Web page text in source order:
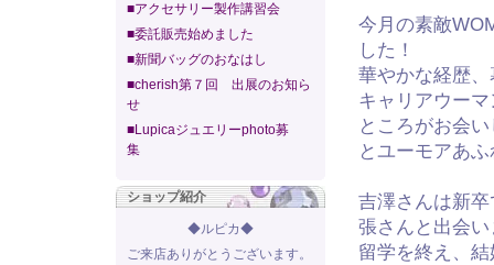
■アクセサリー製作講習会
■委託販売始めました
■新聞バッグのおなはし
■cherish第７回 出展のお知ら
せ
■Lupicaジュエリーphoto募
集
ショップ紹介
◆ルピカ◆
ご来店ありがとうございます。
今月の素敵
した！
華やかな経歴
キャリアウー
ところがお会
とユーモアあ
吉澤さんは新
張さんと出会
留学を終え、